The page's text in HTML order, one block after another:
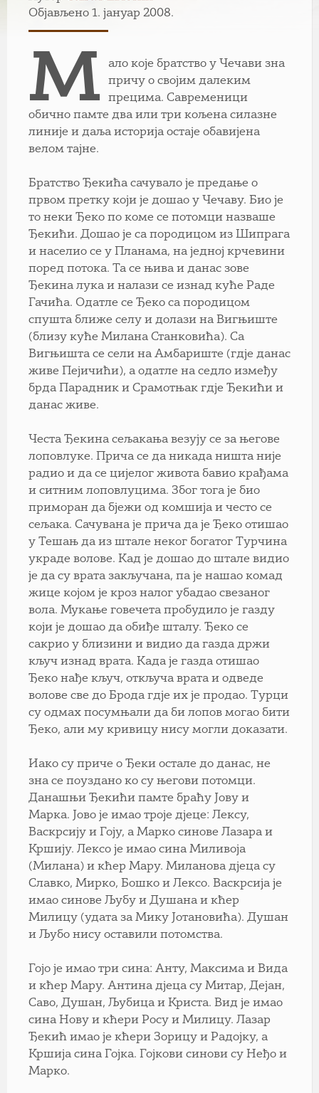
Објављено 1. јануар 2008.
М
ало које братство у Чечави зна
причу о својим далеким
прецима. Савременици
обично памте два или три кољена силазне
линије и даља историја остаје обавијена
велом тајне.
Братство Ђекића сачувало је предање о
првом претку који је дошао у Чечаву. Био је
то неки Ђеко по коме се потомци назваше
Ђекићи. Дошао је са породицом из Шипрага
и населио се у Планама, на једној крчевини
поред потока. Та се њива и данас зове
Ђекина лука и налази се изнад куће Раде
Гачића. Одатле се Ђеко са породицом
спушта ближе селу и долази на Вигњиште
(близу куће Милана Станковића). Са
Вигњишта се сели на Амбариште (гдје данас
живе Пејичићи), а одатле на седло између
брда Парадник и Срамотњак гдје Ђекићи и
данас живе.
Честа Ђекина сељакања везују се за његове
лоповлуке. Прича се да никада ништа није
радио и да се цијелог живота бавио крађама
и ситним лоповлуцима. Због тога је био
приморан да бјежи од комшија и често се
сељака. Сачувана је прича да је Ђеко отишао
у Тешањ да из штале неког богатог Турчина
украде волове. Кад је дошао до штале видио
је да су врата закључана, па је нашао комад
жице којом је кроз налог убадао свезаног
вола. Мукање говечета пробудило је газду
који је дошао да обиђе шталу. Ђеко се
сакрио у близини и видио да газда држи
кључ изнад врата. Када је газда отишао
Ђеко нађе кључ, откључа врата и одведе
волове све до Брода гдје их је продао. Турци
су одмах посумњали да би лопов могао бити
Ђеко, али му кривицу нису могли доказати.
Иако су приче о Ђеки остале до данас, не
зна се поуздано ко су његови потомци.
Данашњи Ђекићи памте браћу Јову и
Марка. Јово је имао троје дјеце: Лексу,
Васкрсију и Гоју, а Марко синове Лазара и
Кршију. Лексо је имао сина Миливоја
(Милана) и кћер Мару. Миланова дјеца су
Славко, Мирко, Бошко и Лексо. Васкрсија је
имао синове Љубу и Душана и кћер
Милицу (удата за Мику Јотановића). Душан
и Љубо нису оставили потомства.
Гојо је имао три сина: Анту, Максима и Вида
и кћер Мару. Антина дјеца су Митар, Дејан,
Саво, Душан, Љубица и Криста. Вид је имао
сина Нову и кћери Росу и Милицу. Лазар
Ђекић имао је кћери Зорицу и Радојку, а
Кршија сина Гојка. Гојкови синови су Неђо и
Марко.